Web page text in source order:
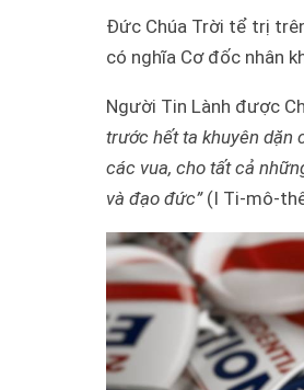
Đức Chúa Trời tể trị
có nghĩa Cơ đốc nhân
Người Tin Lành được
trước hết ta khuyên dặn
các vua, cho tất cả
và đạo đức”(I Ti-mô-